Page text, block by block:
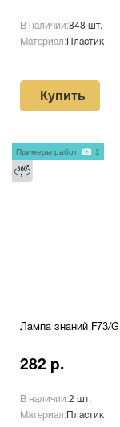
В наличии:848 шт.
Материал: Пластик
Купить
Лампа знаний F73/G
282 р.
В наличии:2 шт.
Материал: Пластик
Примеры работ 1